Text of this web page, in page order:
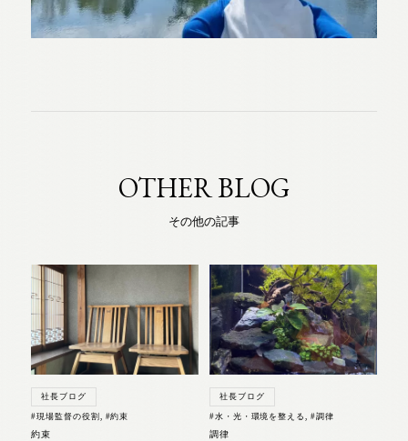
OTHER BLOG
その他の記事
社長ブログ
#現場監督の役割 #約束
約束
社長ブログ
#水・光・環境を整える #調律
調律